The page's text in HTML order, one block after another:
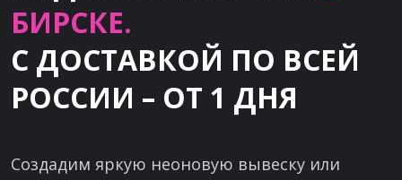
БИРСКЕ.
С ДОСТАВКОЙ ПО ВСЕЙ
РОССИИ – ОТ 1 ДНЯ
Создадим яркую неоновую вывеску или